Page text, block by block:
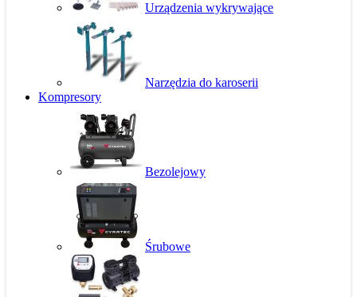
Urządzenia wykrywające
Narzędzia do karoserii
Kompresory
Bezolejowy
Śrubowe